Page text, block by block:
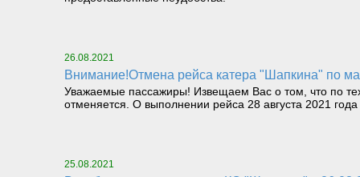
26.08.2021
Внимание!Отмена рейса катера "Шапкина" по
Уважаемые пассажиры! Извещаем Вас о том, что по
отменяется. О выполнении рейса 28 августа 2021
25.08.2021